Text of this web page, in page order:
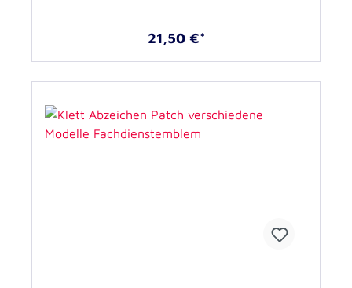
21,50 €*